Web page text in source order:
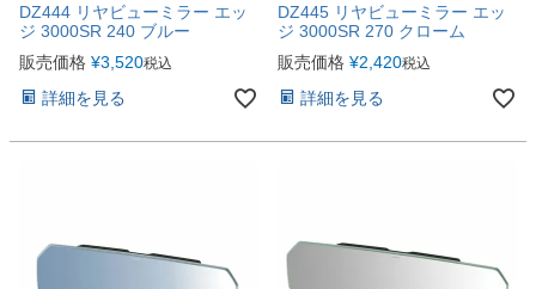
DZ444 リヤビューミラー エッ
ジ 3000SR 240 ブルー
販売価格 ¥3,520税込
詳細を見る
DZ445 リヤビューミラー エッ
ジ 3000SR 270 クローム
販売価格 ¥2,420税込
詳細を見る